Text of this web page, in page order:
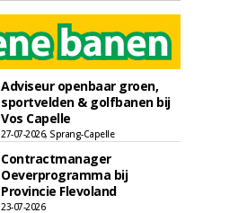
Adviseur openbaar groen,
sportvelden & golfbanen bij
Vos Capelle
27-07-2026, Sprang-Capelle
Contractmanager
Oeverprogramma bij
Provincie Flevoland
23-07-2026